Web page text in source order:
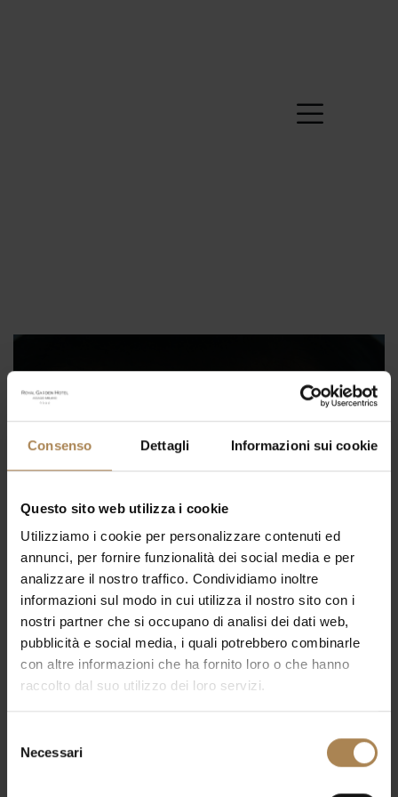
Consenso Dettagli Informazioni sui cookie
Questo sito web utilizza i cookie
Utilizziamo i cookie per personalizzare contenuti ed
annunci, per fornire funzionalità dei social media e per
analizzare il nostro traffico. Condividiamo inoltre
informazioni sul modo in cui utilizza il nostro sito con i
nostri partner che si occupano di analisi dei dati web,
pubblicità e social media, i quali potrebbero combinarle
con altre informazioni che ha fornito loro o che hanno
raccolto dal suo utilizzo dei loro servizi.
delNecessari